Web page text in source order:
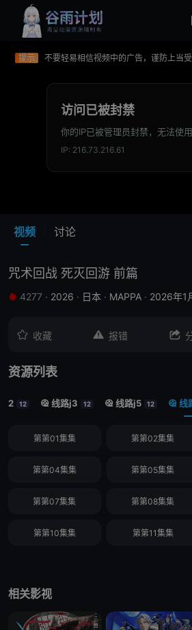
提示
如果无法播放请重新刷新页面，或者切
提示
提示
不要轻易相信视频中的广告，谨防上当
视频 讨论
咒术回战 死灭回游 前篇
 4277 · 2026 · 日本 · MAPPA · 2026年1
 收藏  报错 
资源列表
j2 12  线路j3 12  线路j5 12  线
第第01集集 第第02集集
第第04集集 第第05集集
第第07集集 第第08集集
第第10集集 第第11集集
相关影视